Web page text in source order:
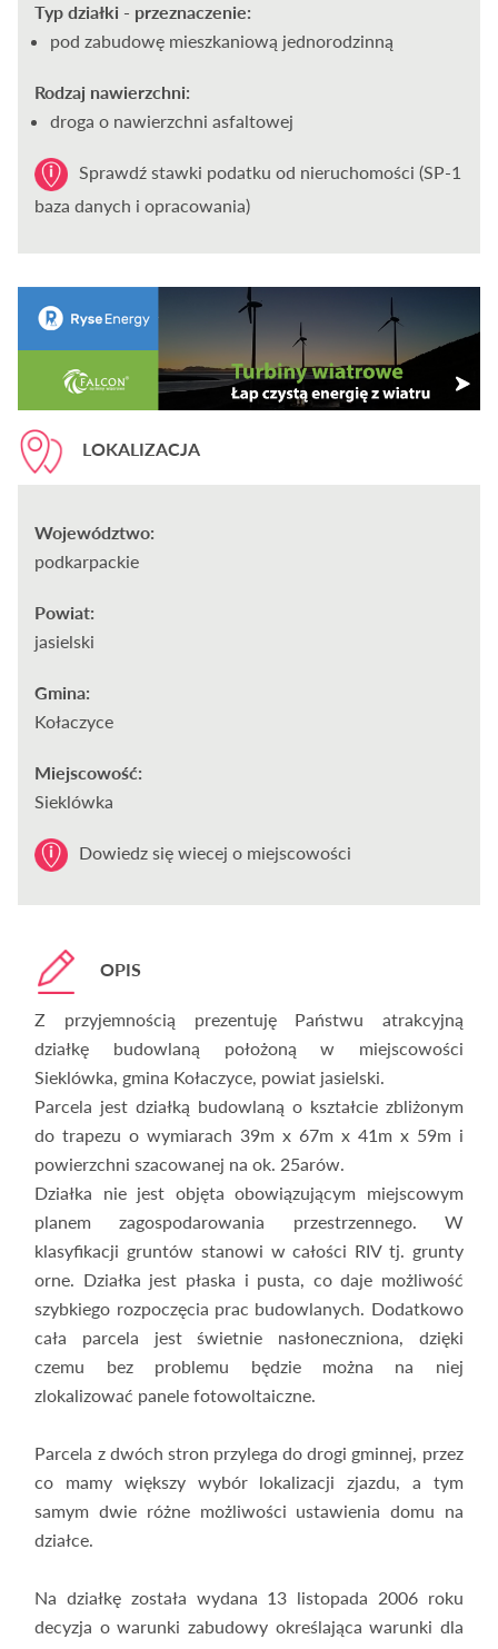
Typ działki - przeznaczenie:
pod zabudowę mieszkaniową jednorodzinną
Rodzaj nawierzchni:
droga o nawierzchni asfaltowej
Sprawdź stawki podatku od nieruchomości (SP-1
baza danych i opracowania)
LOKALIZACJA
Województwo:
podkarpackie
Powiat:
jasielski
Gmina:
Kołaczyce
Miejscowość:
Sieklówka
Dowiedz się wiecej o miejscowości
OPIS
Z przyjemnością prezentuję Państwu atrakcyjną
działkę budowlaną położoną w miejscowości
Sieklówka, gmina Kołaczyce, powiat jasielski.
Parcela jest działką budowlaną o kształcie zbliżonym
do trapezu o wymiarach 39m x 67m x 41m x 59m i
powierzchni szacowanej na ok. 25arów.
Działka nie jest objęta obowiązującym miejscowym
planem zagospodarowania przestrzennego. W
klasyfikacji gruntów stanowi w całości RIV tj. grunty
orne. Działka jest płaska i pusta, co daje możliwość
szybkiego rozpoczęcia prac budowlanych. Dodatkowo
cała parcela jest świetnie nasłoneczniona, dzięki
czemu bez problemu będzie można na niej
zlokalizować panele fotowoltaiczne.
Parcela z dwóch stron przylega do drogi gminnej, przez
co mamy większy wybór lokalizacji zjazdu, a tym
samym dwie różne możliwości ustawienia domu na
działce.
Na działkę została wydana 13 listopada 2006 roku
decyzja o warunki zabudowy określająca warunki dla